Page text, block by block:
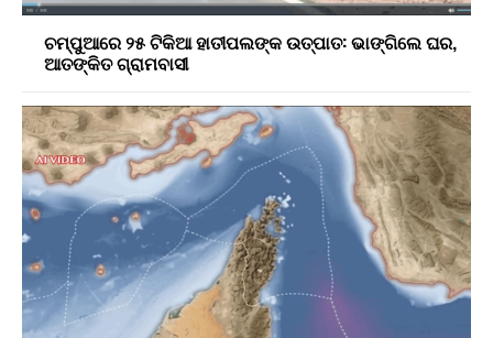
ଚମ୍ପୁଆରେ ୨୫ ଟିକିଆ ହାତୀପଲଙ୍କ ଉତ୍ପାତ: ଭାଙ୍ଗିଲେ ଘର,
ଆତଙ୍କିତ ଗ୍ରାମବାସୀ